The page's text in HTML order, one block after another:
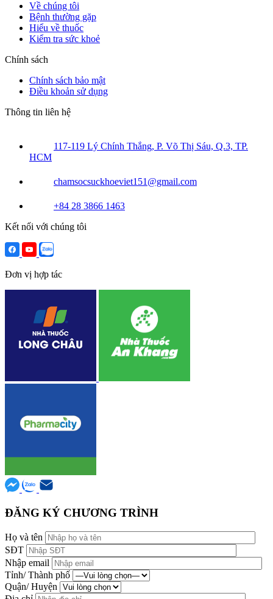
Về chúng tôi
Bệnh thường gặp
Hiểu về thuốc
Kiểm tra sức khoẻ
Chính sách
Chính sách bảo mật
Điều khoản sử dụng
Thông tin liên hệ
117-119 Lý Chính Thắng, P. Võ Thị Sáu, Q.3, TP.
HCM
chamsocsuckhoeviet151@gmail.com
+84 28 3866 1463
Kết nối với chúng tôi
Đơn vị hợp tác
ĐĂNG KÝ CHƯƠNG TRÌNH
Họ và tên
SĐT
Nhập email
Tỉnh/ Thành phố
Quận/ Huyện